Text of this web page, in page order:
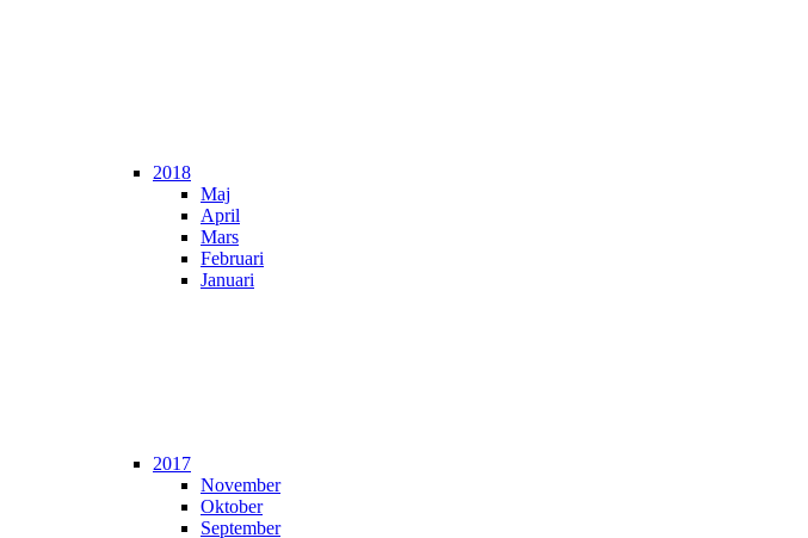
2018
Maj
April
Mars
Februari
Januari
2017
November
Oktober
September